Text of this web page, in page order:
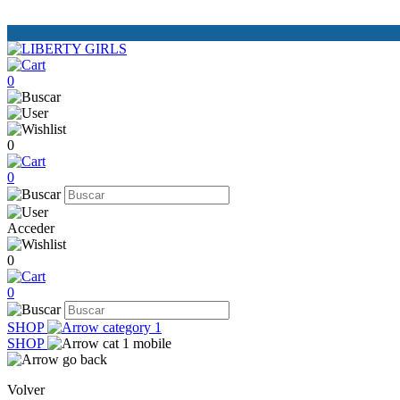
0
0
0
Acceder
0
0
SHOP
SHOP
Volver